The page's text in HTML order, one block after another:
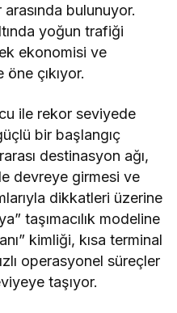
bulunuyor.
yoğun trafiği
ekonomisi ve
çıkıyor.
ile rekor seviyede
bir başlangıç
destinasyon ağı,
devreye girmesi ve
dikkatleri üzerine
taşımacılık modeline
kimliği, kısa terminal
operasyonel süreçler
taşıyor.